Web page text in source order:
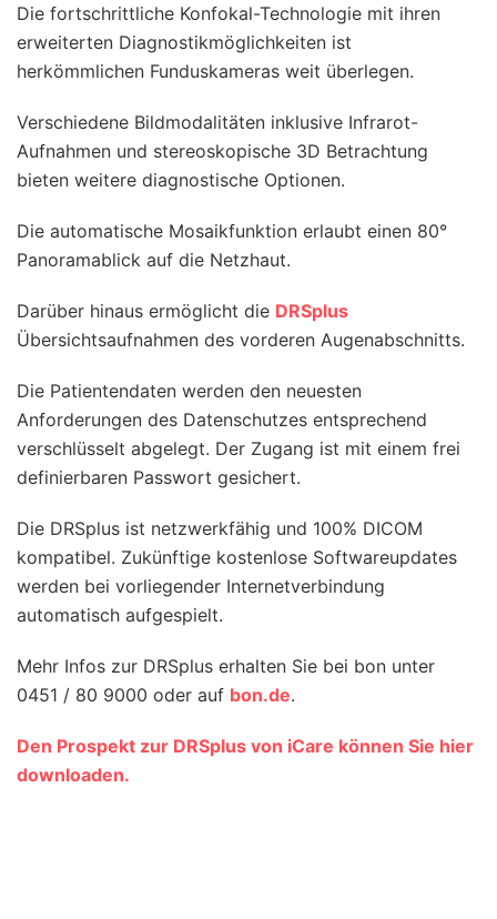
Die fortschrittliche Konfokal-Technologie mit ihren
erweiterten Diagnostikmöglichkeiten ist
herkömmlichen Funduskameras weit überlegen.
Verschiedene Bildmodalitäten inklusive Infrarot-
Aufnahmen und stereoskopische 3D Betrachtung
bieten weitere diagnostische Optionen.
Die automatische Mosaikfunktion erlaubt einen 80°
Panoramablick auf die Netzhaut.
Darüber hinaus ermöglicht die DRSplus
Übersichtsaufnahmen des vorderen Augenabschnitts.
Die Patientendaten werden den neuesten
Anforderungen des Datenschutzes entsprechend
verschlüsselt abgelegt. Der Zugang ist mit einem frei
definierbaren Passwort gesichert.
Die DRSplus ist netzwerkfähig und 100% DICOM
kompatibel. Zukünftige kostenlose Softwareupdates
werden bei vorliegender Internetverbindung
automatisch aufgespielt.
Mehr Infos zur DRSplus erhalten Sie bei bon unter
0451 / 80 9000 oder auf bon.de.
Den Prospekt zur DRSplus von iCare können Sie hier
downloaden.